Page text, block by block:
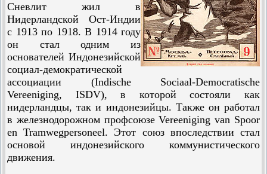
Сневлит жил в
Нидерландской Ост-Индии
с 1913 по 1918. В 1914 году
он стал одним из
основателей Индонезийской
социал-демократической
ассоциации (Indische Sociaal-Democratische
Vereeniging, ISDV), в которой состояли как
нидерландцы, так и индонезийцы. Также он работал
в железнодорожном профсоюзе Vereeniging van Spoor
en Tramwegpersoneel. Этот союз впоследствии стал
основой индонезийского коммунистического
движения.